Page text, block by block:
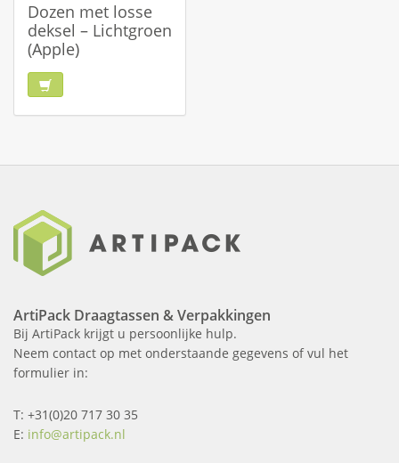
Dozen met losse
deksel – Lichtgroen
(Apple)
ArtiPack Draagtassen & Verpakkingen
Bij ArtiPack krijgt u persoonlijke hulp.
Neem contact op met onderstaande gegevens of vul het
formulier in:
T: +31(0)20 717 30 35
E: info@artipack.nl